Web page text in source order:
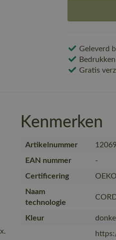
Geleverd
Gratis
Kenmerken
Artikelnummer
EAN nummer
-
Certificering
Naam
technologie
Kleur